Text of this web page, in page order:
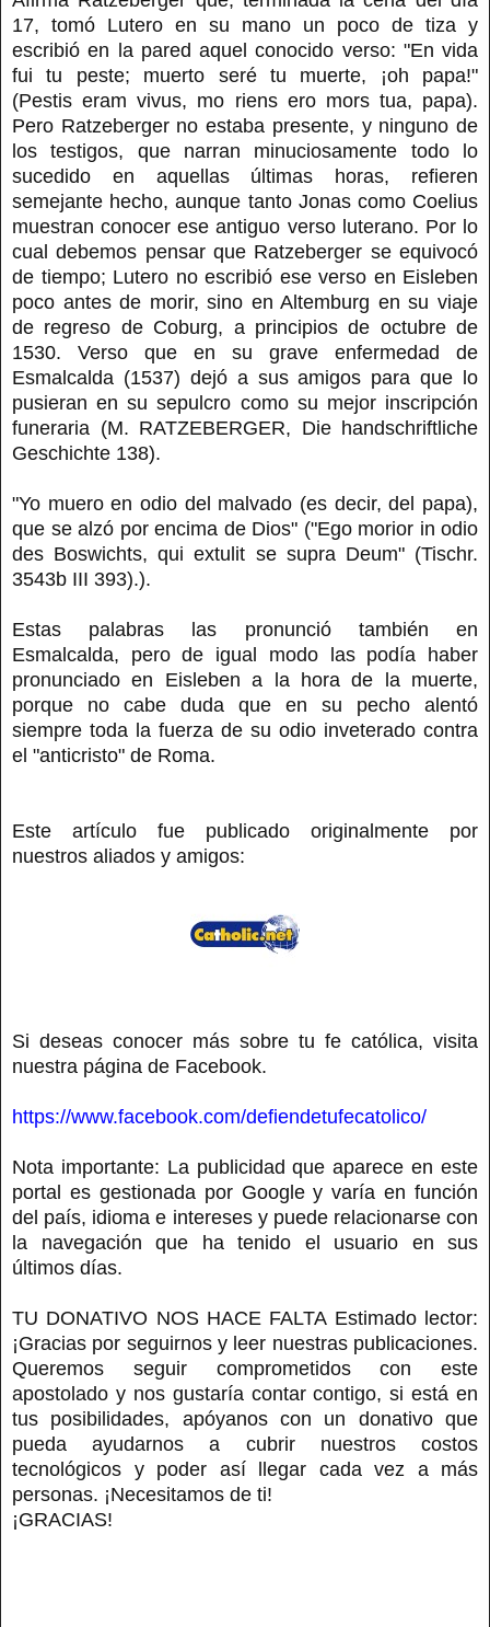
17, tomó Lutero en su mano un poco de tiza y
escribió en la pared aquel conocido verso: "En vida
fui tu peste; muerto seré tu muerte, ¡oh papa!"
(Pestis eram vivus, mo riens ero mors tua, papa).
Pero Ratzeberger no estaba presente, y ninguno de
los testigos, que narran minuciosamente todo lo
sucedido en aquellas últimas horas, refieren
semejante hecho, aunque tanto Jonas como Coelius
muestran conocer ese antiguo verso luterano. Por lo
cual debemos pensar que Ratzeberger se equivocó
de tiempo; Lutero no escribió ese verso en Eisleben
poco antes de morir, sino en Altemburg en su viaje
de regreso de Coburg, a principios de octubre de
1530. Verso que en su grave enfermedad de
Esmalcalda (1537) dejó a sus amigos para que lo
pusieran en su sepulcro como su mejor inscripción
funeraria (M. RATZEBERGER, Die handschriftliche
Geschichte 138).
"Yo muero en odio del malvado (es decir, del papa),
que se alzó por encima de Dios" ("Ego morior in odio
des Boswichts, qui extulit se supra Deum" (Tischr.
3543b III 393).).
Estas palabras las pronunció también en
Esmalcalda, pero de igual modo las podía haber
pronunciado en Eisleben a la hora de la muerte,
porque no cabe duda que en su pecho alentó
siempre toda la fuerza de su odio inveterado contra
el "anticristo" de Roma.
Este artículo fue publicado originalmente por
nuestros aliados y amigos:
Si deseas conocer más sobre tu fe católica, visita
nuestra página de Facebook.
https://www.facebook.com/defiendetufecatolico/
Nota importante: La publicidad que aparece en este
portal es gestionada por Google y varía en función
del país, idioma e intereses y puede relacionarse con
la navegación que ha tenido el usuario en sus
últimos días.
TU DONATIVO NOS HACE FALTA Estimado lector:
¡Gracias por seguirnos y leer nuestras publicaciones.
Queremos seguir comprometidos con este
apostolado y nos gustaría contar contigo, si está en
tus posibilidades, apóyanos con un donativo que
pueda ayudarnos a cubrir nuestros costos
tecnológicos y poder así llegar cada vez a más
personas. ¡Necesitamos de ti!
¡GRACIAS!